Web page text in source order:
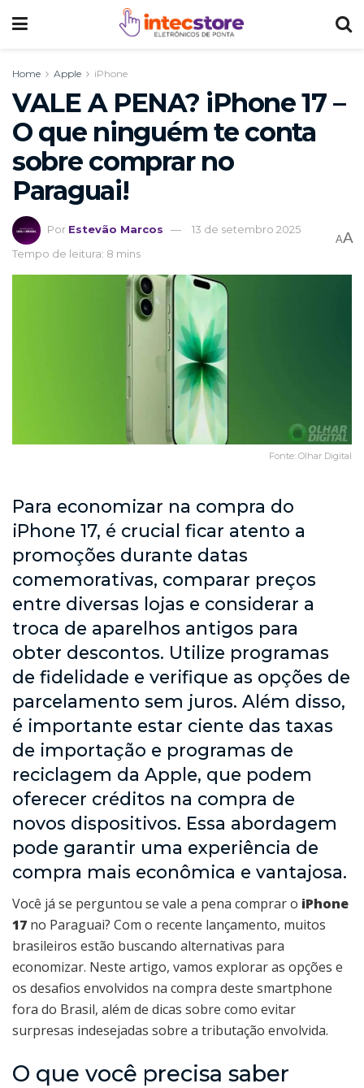
Home Apple iPhone
VALE A PENA? iPhone 17 –
O que ninguém te conta
sobre comprar no
Paraguai!
Por Estevão Marcos
13 de setembro 2025
Tempo de leitura: 8 mins
AA
Fonte: Olhar Digital
Para economizar na compra do
iPhone 17, é crucial ficar atento a
promoções durante datas
comemorativas, comparar preços
entre diversas lojas e considerar a
troca de aparelhos antigos para
obter descontos. Utilize programas
de fidelidade e verifique as opções de
parcelamento sem juros. Além disso,
é importante estar ciente das taxas
de importação e programas de
reciclagem da Apple, que podem
oferecer créditos na compra de
novos dispositivos. Essa abordagem
pode garantir uma experiência de
compra mais econômica e vantajosa.
Você já se perguntou se vale a pena comprar o iPhone
17 no Paraguai? Com o recente lançamento, muitos
brasileiros estão buscando alternativas para
economizar. Neste artigo, vamos explorar as opções e
os desafios envolvidos na compra deste smartphone
fora do Brasil, além de dicas sobre como evitar
surpresas indesejadas sobre a tributação envolvida.
O que você precisa saber